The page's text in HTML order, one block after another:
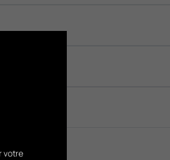
votre